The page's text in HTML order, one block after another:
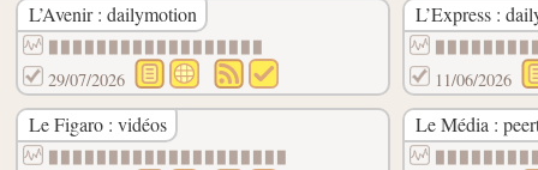
L’Avenir : dailymotion
29/07/2026
L’Express :
11/06/2026
Le Figaro : vidéos Le Média :